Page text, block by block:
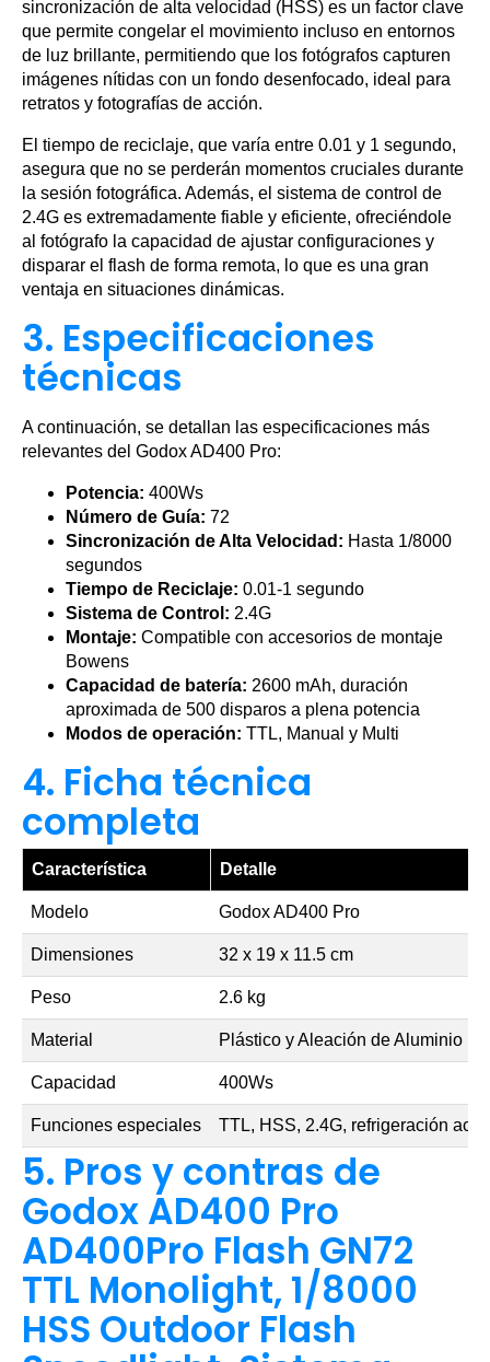
sincronización de alta velocidad (HSS) es un factor clave
que permite congelar el movimiento incluso en entornos
de luz brillante, permitiendo que los fotógrafos capturen
imágenes nítidas con un fondo desenfocado, ideal para
retratos y fotografías de acción.
El tiempo de reciclaje, que varía entre 0.01 y 1 segundo,
asegura que no se perderán momentos cruciales durante
la sesión fotográfica. Además, el sistema de control de
2.4G es extremadamente fiable y eficiente, ofreciéndole
al fotógrafo la capacidad de ajustar configuraciones y
disparar el flash de forma remota, lo que es una gran
ventaja en situaciones dinámicas.
3. Especificaciones
técnicas
A continuación, se detallan las especificaciones más
relevantes del Godox AD400 Pro:
Potencia: 400Ws
Número de Guía: 72
Sincronización de Alta Velocidad: Hasta 1/8000
segundos
Tiempo de Reciclaje: 0.01-1 segundo
Sistema de Control: 2.4G
Montaje: Compatible con accesorios de montaje
Bowens
Capacidad de batería: 2600 mAh, duración
aproximada de 500 disparos a plena potencia
Modos de operación: TTL, Manual y Multi
4. Ficha técnica
completa
Característica Detalle
Modelo Godox AD400 Pro
Dimensiones 32 x 19 x 11.5 cm
Peso 2.6 kg
Material Plástico y Aleación de Aluminio
Capacidad 400Ws
Funciones especiales TTL, HSS, 2.4G, refrigeración
5. Pros y contras de
Godox AD400 Pro
AD400Pro Flash GN72
TTL Monolight, 1/8000
HSS Outdoor Flash